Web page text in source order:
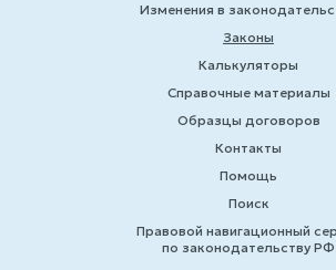
Изменения в
Законы
Калькуляторы
Справочные материалы
Образцы договоров
Контакты
Помощь
Поиск
Правовой навигационный
по законодательству РФ